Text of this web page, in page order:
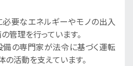
要なエネルギーやモノの出入
管理を行っています。
備の専門家が法令に基づく運転
活動を支えています。